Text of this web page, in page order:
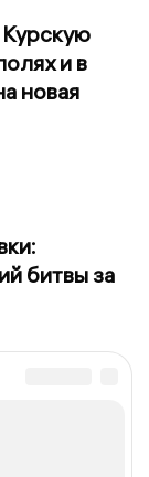
и в
новая
битвы за